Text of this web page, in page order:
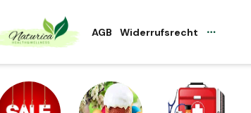
AGB Widerrufsrecht